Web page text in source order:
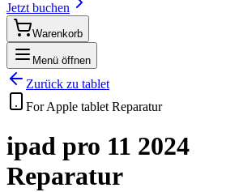
Jetzt buchen
Warenkorb
Menü öffnen
Zurück zu tablet
For Apple tablet Reparatur
ipad pro 11 2024
Reparatur